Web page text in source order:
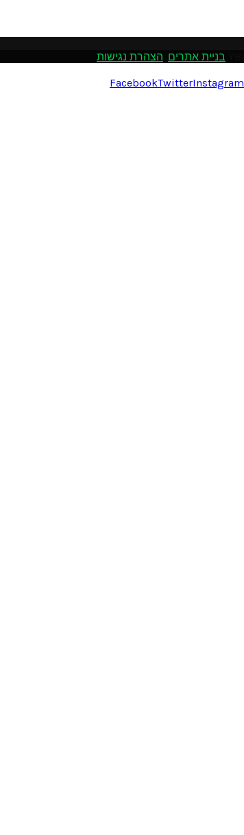
בניית אתרים הצהרת נגישות
FacebookTwitterInstagram